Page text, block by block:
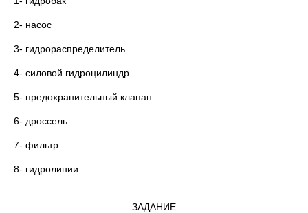
2- насос
3- гидрораспределитель
4- силовой гидроцилиндр
5- предохранительный клапан
6- дроссель
7- фильтр
8- гидролинии
ЗАДАНИЕ